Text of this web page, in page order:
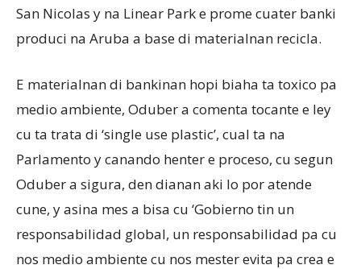
San Nicolas y na Linear Park e prome cuater banki
produci na Aruba a base di materialnan recicla.
E materialnan di bankinan hopi biaha ta toxico pa
medio ambiente, Oduber a comenta tocante e ley
cu ta trata di ‘single use plastic’, cual ta na
Parlamento y canando henter e proceso, cu segun
Oduber a sigura, den dianan aki lo por atende
cune, y asina mes a bisa cu ‘Gobierno tin un
responsabilidad global, un responsabilidad pa cu
nos medio ambiente cu nos mester evita pa crea e